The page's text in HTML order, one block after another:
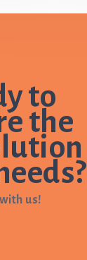
to
the
us!